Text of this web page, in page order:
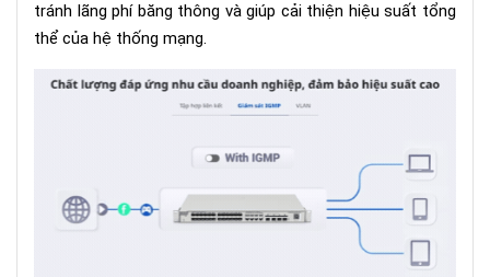
tránh lãng phí băng thông và giúp cải thiện hiệu suất tổng
thể của hệ thống mạng.